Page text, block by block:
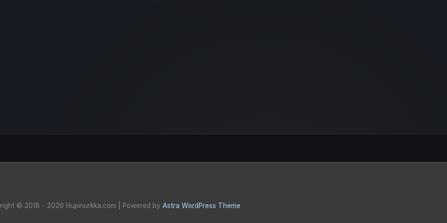
© 2018 - 2026 Hupinurkka.com | Powered by Astra WordPress Theme